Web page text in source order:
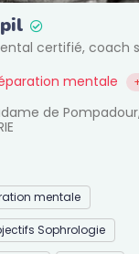
certifié, coach
mentale
de
mentale
Sophrologie